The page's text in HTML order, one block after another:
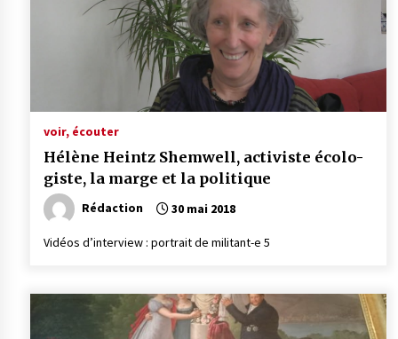
voir, écouter
Hélène Heintz Shem­well, acti­viste écolo­
giste, la marge et la poli­tique
Rédaction 30 mai 2018
Vidéos d’in­­­­ter­­­­view : portrait de mili­­tant-e 5